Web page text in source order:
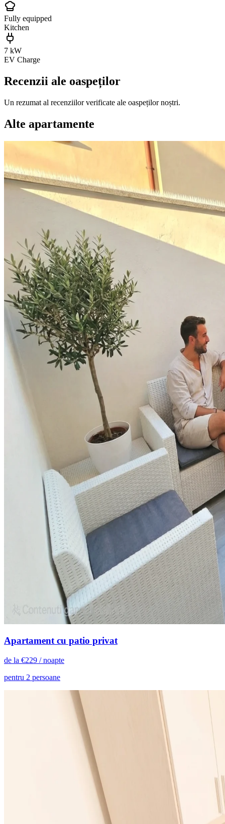
Fully equipped
Kitchen
7 kW
EV Charge
Recenzii ale oaspeților
Un rezumat al recenziilor verificate ale oaspeților noștri.
Alte apartamente
Apartament cu patio privat
de la €229 / noapte
pentru 2 persoane